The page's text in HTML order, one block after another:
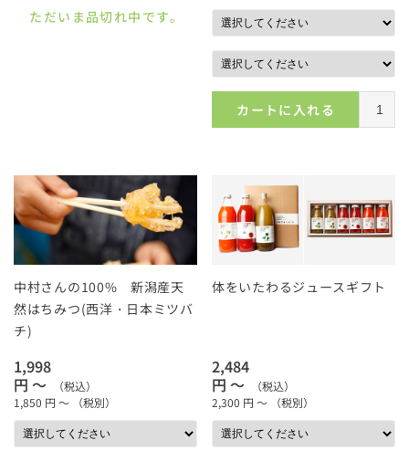
ただいま品切れ中です。
カートに入れる
中村さんの100% 新潟産天
然はちみつ(西洋・日本ミツバ
チ)
1,998
円 ～
（税込）
1,850 円 ～ （税別）
体をいたわるジュースギフト
2,484
円 ～
（税込）
2,300 円 ～ （税別）